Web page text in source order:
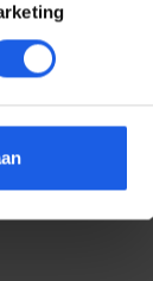
Ideaal voor